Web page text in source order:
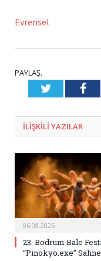
Evrensel
PAYLAŞ.
Twitter
ILIŞKILI YAZILAR
06.08.2026
23. Bodrum Bale
“Pinokyo.exe”